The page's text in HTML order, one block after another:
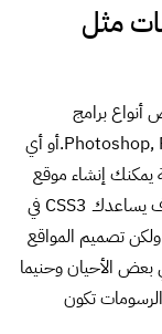
مثل
أنواع برامج
الرسومات مثل Photoshop, Fireworks, Illustrator, GIMP.أو أي
يمكنك إنشاء موقع
كامل بدون رسم والإعتماد الكلي على الأكواد وسوف يساعدك CSS3 في
تصميم المواقع
بعض الأحيان وحنيما
تكون